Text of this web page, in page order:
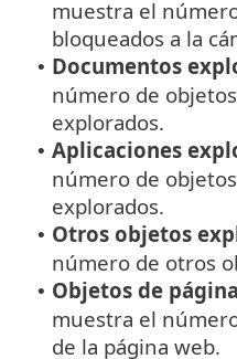
muestra el
bloqueados a la
• Documentos
número de
explorados.
• Aplicaciones
número de
explorados.
• Otros objetos
número de otros
• Objetos de
muestra el
de la página web.